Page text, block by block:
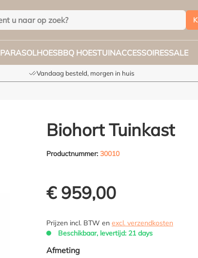
PARASOLHOESBBQ HOESTUINACCESSOIRESSALE
Vandaag besteld, morgen in huis
Biohort Tuinkast
Productnummer:30010
€ 959,00
Prijzen incl. BTW enexcl. verzendkosten
Beschikbaar, levertijd: 21 days
Selecteer
Afmeting